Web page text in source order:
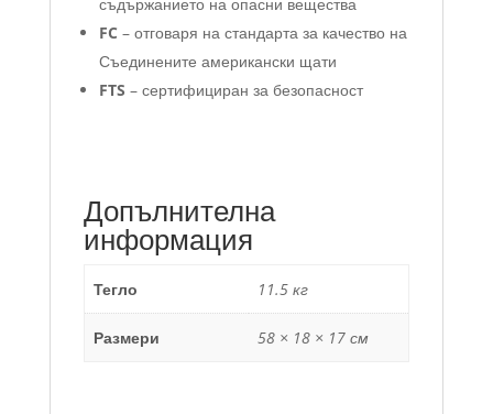
FC – отговаря на стандарта за качество на
Съединените американски щати
FTS – сертифициран за безопасност
Допълнителна
информация
Тегло 11.5 кг
Размери 58 × 18 × 17 см